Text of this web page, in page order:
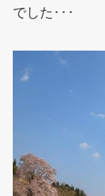
でした･･･